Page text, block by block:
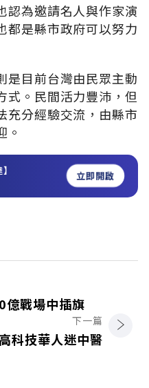
認為邀請名人與作家演
都是縣市政府可以努力
是目前台灣由民眾主動
式。民間活力豐沛，但
充分經驗交流，由縣市
。
立即開啟
億戰場中插旗
下一篇
科技華人迷中醫